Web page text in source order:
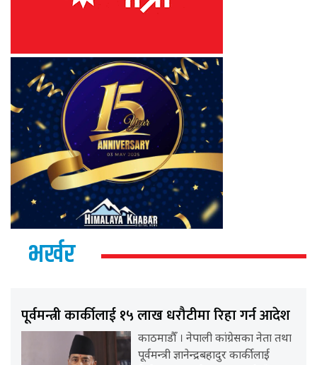
भर्खर
पूर्वमन्त्री कार्कीलाई १५ लाख धरौटीमा रिहा गर्न आदेश
काठमाडौँ । नेपाली कांग्रेसका नेता तथा
पूर्वमन्त्री ज्ञानेन्द्रबहादुर कार्कीलाई